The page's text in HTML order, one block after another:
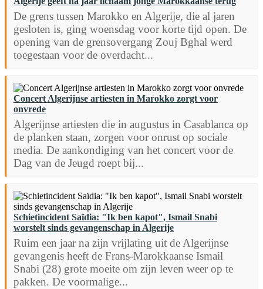
De grens tussen Marokko en Algerije, die al jaren
gesloten is, ging woensdag voor korte tijd open. De
opening van de grensovergang Zouj Bghal werd
toegestaan voor de overdacht...
Concert Algerijnse artiesten in Marokko zorgt voor
onvrede
Algerijnse artiesten die in augustus in Casablanca op
de planken staan, zorgen voor onrust op sociale
media. De aankondiging van het concert voor de
Dag van de Jeugd roept bij...
Schietincident Saïdia: "Ik ben kapot", Ismail Snabi
worstelt sinds gevangenschap in Algerije
Ruim een jaar na zijn vrijlating uit de Algerijnse
gevangenis heeft de Frans-Marokkaanse Ismail
Snabi (28) grote moeite om zijn leven weer op te
pakken. De voormalige...